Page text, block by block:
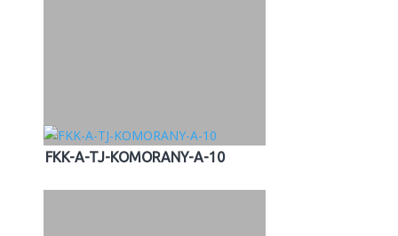
FKK-A-TJ-KOMORANY-A-10